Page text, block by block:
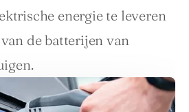
energie te leveren
de batterijen van